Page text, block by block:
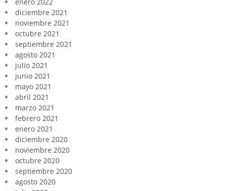
diciembre 2021
noviembre 2021
octubre 2021
septiembre 2021
agosto 2021
julio 2021
junio 2021
mayo 2021
abril 2021
marzo 2021
febrero 2021
enero 2021
diciembre 2020
noviembre 2020
octubre 2020
septiembre 2020
agosto 2020